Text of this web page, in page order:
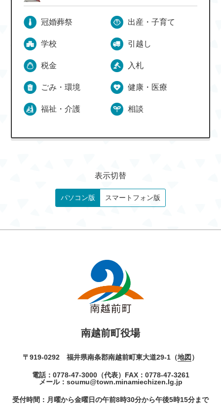
冠婚葬祭 出産・子育て
学校 引越し
税金 入札
ごみ・環境 健康・医療
福祉・介護 相談
表示切替
パソコン版 スマートフォン版
南越前町役場
〒919-0292 福井県南条郡南越前町東大道29-1（地図 ）
電話： 0778-47-3000（代表） FAX：0778-47-3261
メール： soumu@town.minamiechizen.lg.jp
受付時間：月曜から金曜日の午前8時30分から午後5時15分まで